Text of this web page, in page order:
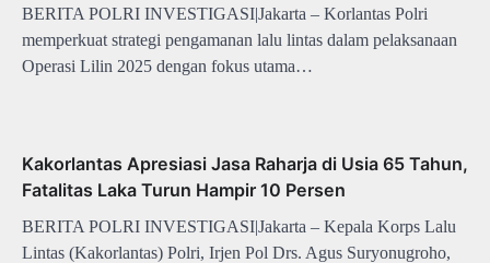
BERITA POLRI INVESTIGASI|Jakarta – Korlantas Polri
memperkuat strategi pengamanan lalu lintas dalam pelaksanaan
Operasi Lilin 2025 dengan fokus utama…
Kakorlantas Apresiasi Jasa Raharja di Usia 65 Tahun,
Fatalitas Laka Turun Hampir 10 Persen
BERITA POLRI INVESTIGASI|Jakarta – Kepala Korps Lalu
Lintas (Kakorlantas) Polri, Irjen Pol Drs. Agus Suryonugroho,